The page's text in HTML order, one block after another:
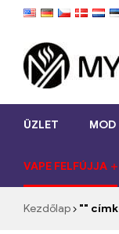
e-
cigarettákat
online
ÜZLET MOD
VAPE FELFÚJJA
Kezdőlap ""